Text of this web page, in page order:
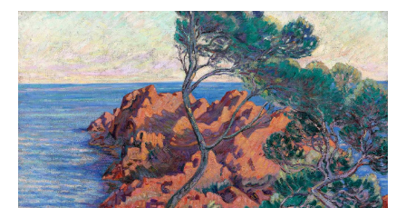
raisonné,
Armand
Guillaumin,
L'Île
Besse
à
Agay